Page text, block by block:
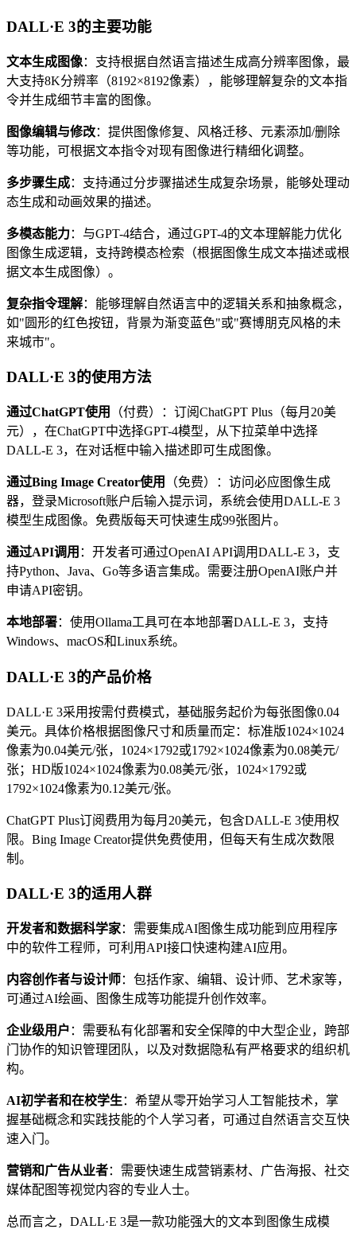
DALL·E 3的主要功能
文本生成图像：支持根据自然语言描述生成高分辨率图像，最
大支持8K分辨率（8192×8192像素），能够理解复杂的文本指
令并生成细节丰富的图像。
图像编辑与修改：提供图像修复、风格迁移、元素添加/删除
等功能，可根据文本指令对现有图像进行精细化调整。
多步骤生成：支持通过分步骤描述生成复杂场景，能够处理动
态生成和动画效果的描述。
多模态能力：与GPT-4结合，通过GPT-4的文本理解能力优化
图像生成逻辑，支持跨模态检索（根据图像生成文本描述或根
据文本生成图像）。
复杂指令理解：能够理解自然语言中的逻辑关系和抽象概念，
如"圆形的红色按钮，背景为渐变蓝色"或"赛博朋克风格的未
来城市"。
DALL·E 3的使用方法
通过ChatGPT使用
（付费）：订阅ChatGPT Plus（每月20美
元），在ChatGPT中选择GPT-4模型，从下拉菜单中选择
DALL-E 3，在对话框中输入描述即可生成图像。
通过Bing Image Creator使用
（免费）：访问必应图像生成
器，登录Microsoft账户后输入提示词，系统会使用DALL-E 3
模型生成图像。免费版每天可快速生成99张图片。
通过API调用 ：开发者可通过OpenAI API调用DALL-E 3，支
持Python、Java、Go等多语言集成。需要注册OpenAI账户并
申请API密钥。
本地部署：使用Ollama工具可在本地部署DALL-E 3，支持
Windows、macOS和Linux系统。
DALL·E 3的产品价格
DALL·E 3采用按需付费模式，基础服务起价为每张图像0.04
美元。具体价格根据图像尺寸和质量而定：标准版1024×1024
像素为0.04美元/张，1024×1792或1792×1024像素为0.08美元/
张；HD版1024×1024像素为0.08美元/张，1024×1792或
1792×1024像素为0.12美元/张。
ChatGPT Plus订阅费用为每月20美元，包含DALL-E 3使用权
限。Bing Image Creator提供免费使用，但每天有生成次数限
制。
DALL·E 3的适用人群
开发者和数据科学家：需要集成AI图像生成功能到应用程序
中的软件工程师，可利用API接口快速构建AI应用。
内容创作者与设计师：包括作家、编辑、设计师、艺术家等，
可通过AI绘画、图像生成等功能提升创作效率。
企业级用户 ：需要私有化部署和安全保障的中大型企业，跨部
门协作的知识管理团队，以及对数据隐私有严格要求的组织机
构。
AI初学者和在校学生 ：希望从零开始学习人工智能技术，掌
握基础概念和实践技能的个人学习者，可通过自然语言交互快
速入门。
营销和广告从业者：需要快速生成营销素材、广告海报、社交
媒体配图等视觉内容的专业人士。
总而言之，DALL·E 3是一款功能强大的文本到图像生成模